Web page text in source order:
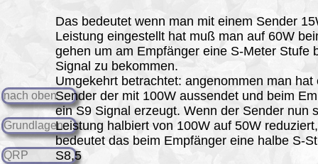
nach oben
Grundlagen
QRP
Das bedeutet wenn man mit einem Sender
Leistung eingestellt hat muß man auf 60W
gehen um am Empfänger eine S-Meter Stufe
Signal zu bekommen.
Umgekehrt betrachtet: angenommen man hat
Sender der mit 100W aussendet und beim
ein S9 Signal erzeugt. Wenn der Sender nun
Leistung halbiert von 100W auf 50W
bedeutet das beim Empfänger eine halbe S-
S8,5